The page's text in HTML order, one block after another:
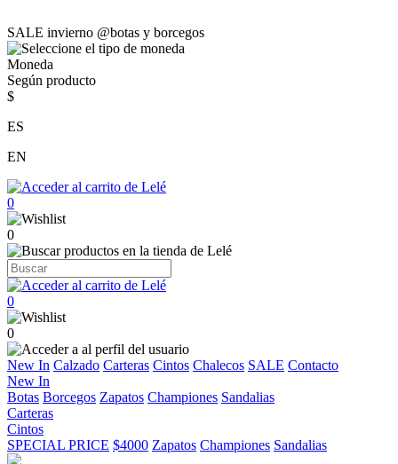
SALE invierno @botas y borcegos
Moneda
Según producto
$
ES
EN
0
0
0
0
New In Calzado Carteras Cintos Chalecos SALE Contacto
New In
Botas Borcegos Zapatos Championes Sandalias
Carteras
Cintos
SPECIAL PRICE $4000 Zapatos Championes Sandalias